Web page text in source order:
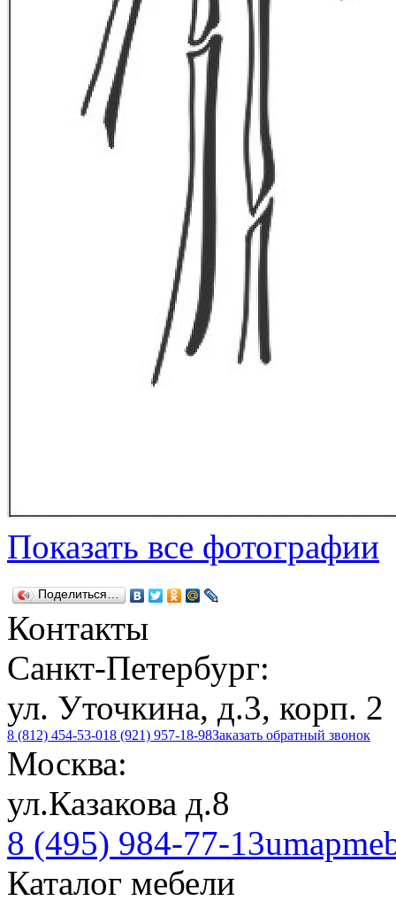
Показать все фотографии
Поделиться…
Контакты
Санкт-Петербург:
ул. Уточкина, д.3, корп. 2
8 (812) 454-53-018 (921) 957-18-98Заказать обратный звонок
Москва:
ул.Казакова д.8
8 (495) 984-77-13
Каталог мебели